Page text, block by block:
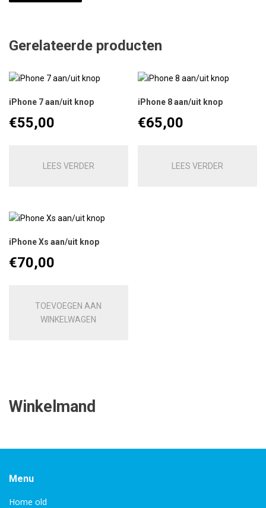
Gerelateerde producten
iPhone 7 aan/uit knop
€55,00
LEES VERDER
iPhone 8 aan/uit knop
€65,00
LEES VERDER
iPhone Xs aan/uit knop
€70,00
TOEVOEGEN AAN
WINKELWAGEN
Winkelmand
Menu
Home old